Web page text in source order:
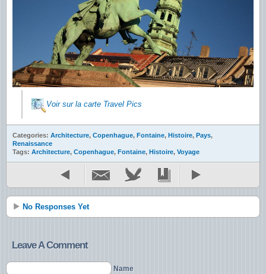
Voir sur la carte Travel Pics
Categories: Architecture, Copenhague, Fontaine, Histoire, Pays,
Renaissance
Tags: Architecture, Copenhague, Fontaine, Histoire, Voyage
No Responses Yet
Leave A Comment
Name